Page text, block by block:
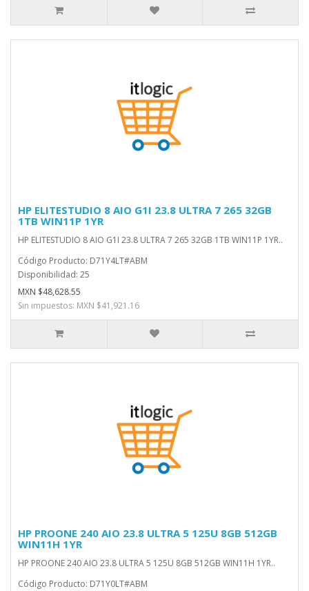
HP ELITESTUDIO 8 AIO G1I 23.8 ULTRA 7 265 32GB
1TB WIN11P 1YR
HP ELITESTUDIO 8 AIO G1I 23.8 ULTRA 7 265 32GB 1TB WIN11P 1YR..
Código Producto: D71Y4LT#ABM
Disponibilidad: 25
MXN $48,628.55
Sin impuestos: MXN $41,921.16
HP PROONE 240 AIO 23.8 ULTRA 5 125U 8GB 512GB
WIN11H 1YR
HP PROONE 240 AIO 23.8 ULTRA 5 125U 8GB 512GB WIN11H 1YR..
Código Producto: D71Y0LT#ABM